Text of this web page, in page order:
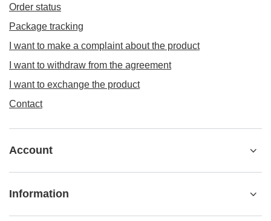
Order status
Package tracking
I want to make a complaint about the product
I want to withdraw from the agreement
I want to exchange the product
Contact
Account
Information